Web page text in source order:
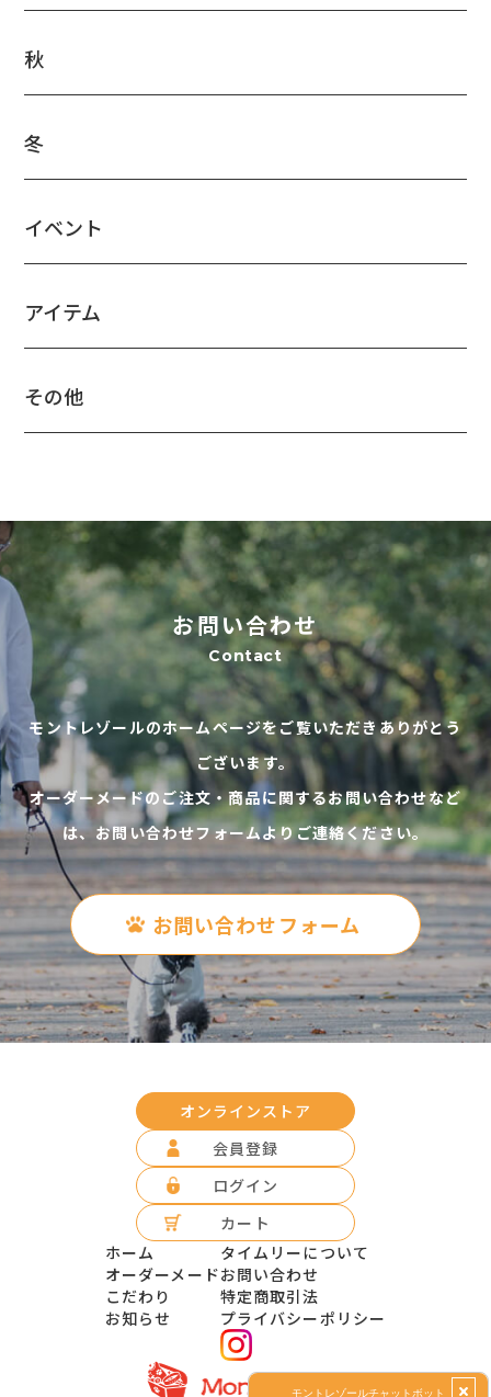
秋
冬
イベント
アイテム
その他
お問い合わせ
Contact
モントレゾールのホームページをご覧いただきありがとう
ございます。
オーダーメードのご注文・商品に関するお問い合わせなど
は、お問い合わせフォームよりご連絡ください。
お問い合わせフォーム
ホーム
オーダーメード
こだわり
お知らせ
タイムリーについて
お問い合わせ
特定商取引法
プライバシーポリシー
オンラインストア
会員登録
ログイン
カート